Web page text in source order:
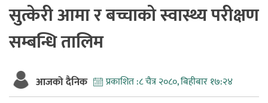
सुत्केरी आमा र बच्चाको स्वास्थ्य परीक्षण
सम्बन्धि तालिम
आजको दैनिक प्रकाशित :८ चैत्र २०८०, बिहीबार १७:२४